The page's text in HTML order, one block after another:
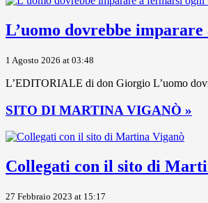
L’uomo dovrebbe
1 Agosto 2026 at 03:48
L’EDITORIALE di don Giorgio L’uomo
SITO DI MARTINA VIGANÒ »
Collegati con il sito di
27 Febbraio 2023 at 15:17